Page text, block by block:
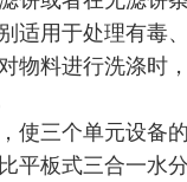
用于处理有毒、
料进行洗涤时
三个单元设备的
板式三合一水分